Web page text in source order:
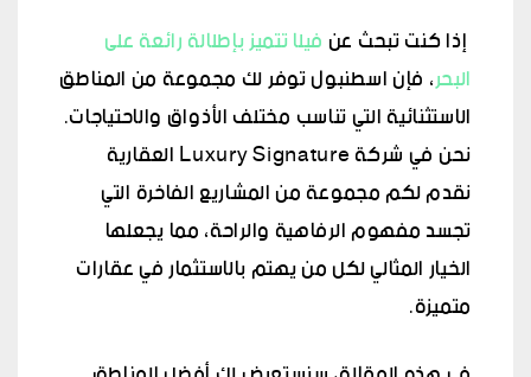
إذا كنت تبحث عنفيلا تتميز بإطلالة رائعة على
البحر، فإن اسطنبول توفر لك مجموعة من المناطق
الاستثنائية التي تناسب مختلف الأذواق والاحتياجات.
نحن في شركة Luxury Signature العقارية
نقدم لكم مجموعة من المشاريع الفاخرة التي
تجسد مفهوم الرفاهية والراحة، مما يجعلها
الخيار المثالي لكل من يهتم بالاستثمار في عقارات
متميزة.